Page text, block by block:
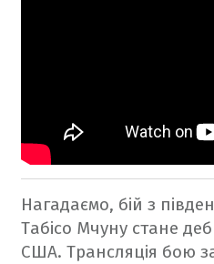
Нагадаємо, бій з
Табісо Мчуну стане
США. Трансляція бою